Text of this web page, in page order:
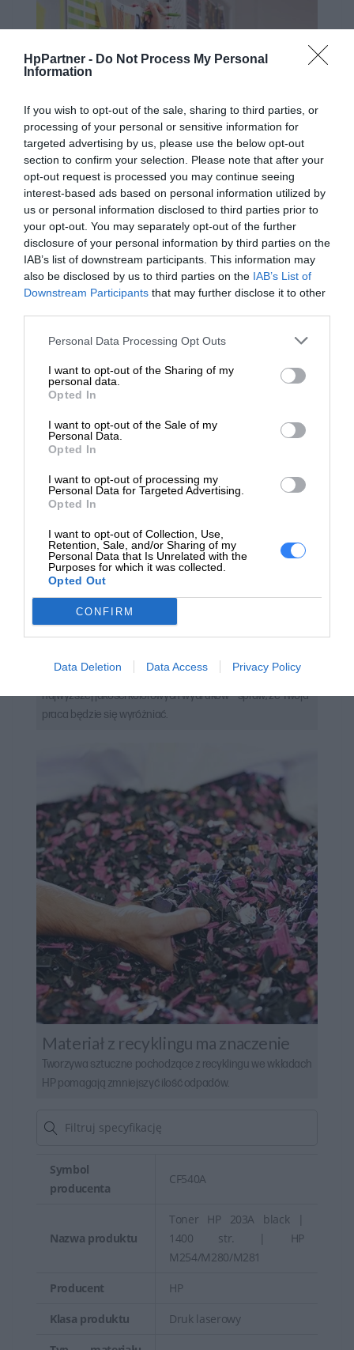
HpPartner - Do Not Process My Personal
Information
If you wish to opt-out of the sale, sharing to third parties, or
processing of your personal or sensitive information for
targeted advertising by us, please use the below opt-out
section to confirm your selection. Please note that after your
opt-out request is processed you may continue seeing
interest-based ads based on personal information utilized by
us or personal information disclosed to third parties prior to
your opt-out. You may separately opt-out of the further
disclosure of your personal information by third parties on the
IAB’s list of downstream participants. This information may
also be disclosed by us to third parties on the IAB’s List of
Downstream Participants that may further disclose it to other
Personal Data Processing Opt Outs
I want to opt-out of the Sharing of my
personal data.
Opted In
I want to opt-out of the Sale of my
Personal Data.
Opted In
I want to opt-out of processing my
Personal Data for Targeted Advertising.
Opted In
I want to opt-out of Collection, Use,
Retention, Sale, and/or Sharing of my
Personal Data that Is Unrelated with the
Purposes for which it was collected.
Opted Out
CONFIRM
Data Deletion Data Access Privacy Policy
Niezawodna, profesjonalna jakość
druku.
Dzięki oryginalnym wkładom z tonerem HP zyskasz
Znaczące momenty, żywe rezultaty.
Przedstawiaj swoje pomysły na biznes za pomocą
najwyższej jakości kolorowych wydruków – spraw, że Twoja
praca będzie się wyróżniać.
Materiał z recyklingu ma znaczenie
Tworzywa sztuczne pochodzące z recyklingu we wkładach
HP pomagają zmniejszyć ilość odpadów.
Symbol
producenta
CF540A
Nazwa produktu
Toner HP 203A black |
1400 str. | HP
M254/M280/M281
Producent HP
Klasa produktu Druk laserowy